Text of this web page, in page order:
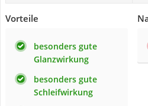
Vorteile
besonders gute
Glanzwirkung
besonders gute
Schleifwirkung